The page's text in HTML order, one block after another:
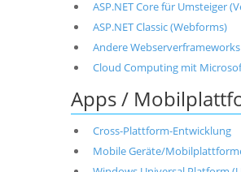
ASP.NET Core für Umsteiger
ASP.NET Classic (Webforms)
Andere
Cloud Computing mit
Apps /
Cross-Plattform-Entwicklung
Mobile Geräte/